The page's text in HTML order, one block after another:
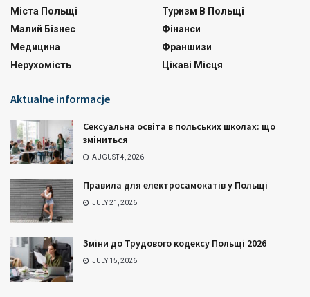
Міста Польщі
Малий Бізнес
Медицина
Нерухомість
Туризм В Польщі
Фінанси
Франшизи
Цікаві Місця
Aktualne informacje
Сексуальна освіта в польських школах: що
зміниться
AUGUST 4, 2026
Правила для електросамокатів у Польщі
JULY 21, 2026
Зміни до Трудового кодексу Польщі 2026
JULY 15, 2026